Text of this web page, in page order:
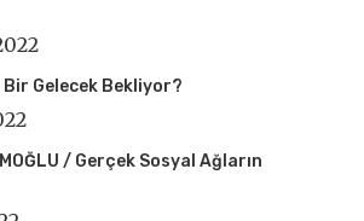
Bir Gelecek Bekliyor?
/ Gerçek Sosyal Ağların